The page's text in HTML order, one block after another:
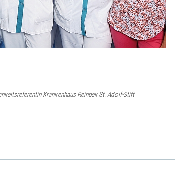
Krankenhaus Reinbek St. Adolf-Stift